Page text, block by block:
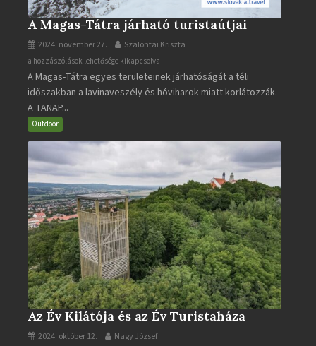
A Magas-Tátra járható turistaútjai
2024. november 27. Szalontai Kriszta
A
Magas-
Tátra
járható
turistaútjai
bejegyzéshez
a hozzászólások lehetősége kikapcsolva
A Magas-Tátra egyes területeinek járhatóságát a téli
időszakban a lavinaveszély és hóviharok miatt korlátozzák.
A TANAP...
Outdoor
Az Év Kilátója és az Év Turistaháza
2024. október 12. Nagy József